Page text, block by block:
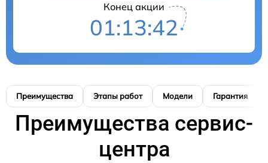
Конец акции
01:13:41
Преимущества Этапы работ Модели Гарантия
Преимущества сервис-
центра